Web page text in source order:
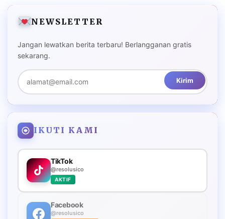
NEWSLETTER
Jangan lewatkan berita terbaru! Berlangganan gratis
sekarang.
Kirim
IKUTI KAMI
TikTok
@resolusico
AKTIF
Facebook
@resolusico